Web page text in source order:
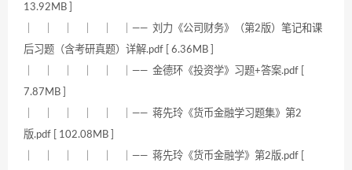
13.92MB ]
｜ ｜ ｜ ｜ ｜ ｜—— 刘力《公司财务》（第2版）笔记和课
后习题（含考研真题）详解.pdf [ 6.36MB ]
｜ ｜ ｜ ｜ ｜ ｜—— 金德环《投资学》习题+答案.pdf [
7.87MB ]
｜ ｜ ｜ ｜ ｜ ｜—— 蒋先玲《货币金融学习题集》第2
版.pdf [ 102.08MB ]
｜ ｜ ｜ ｜ ｜ ｜—— 蒋先玲《货币金融学》第2版.pdf [